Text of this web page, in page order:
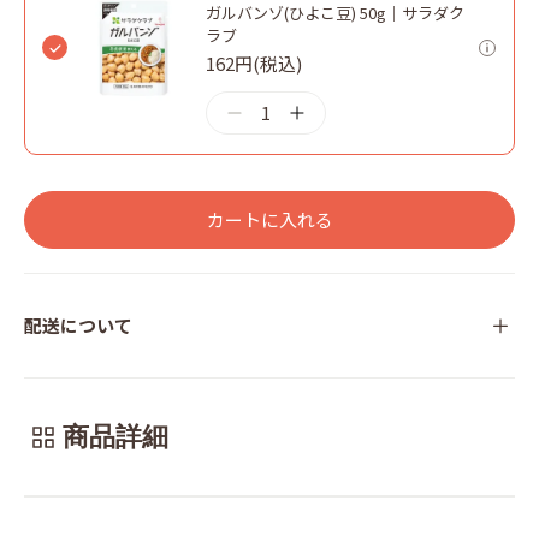
ガルバンゾ(ひよこ豆) 50g｜サラダク
ラブ
162円(税込)
1
カートに入れる
配送について
商品詳細